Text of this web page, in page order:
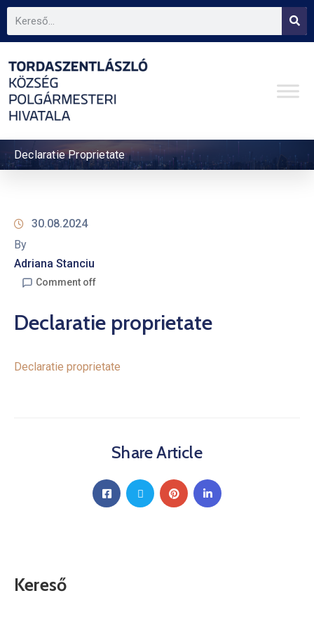
Declaratie Proprietate
30.08.2024
By
Adriana Stanciu
Comment off
Declaratie proprietate
Declaratie proprietate
Share Article
Kereső